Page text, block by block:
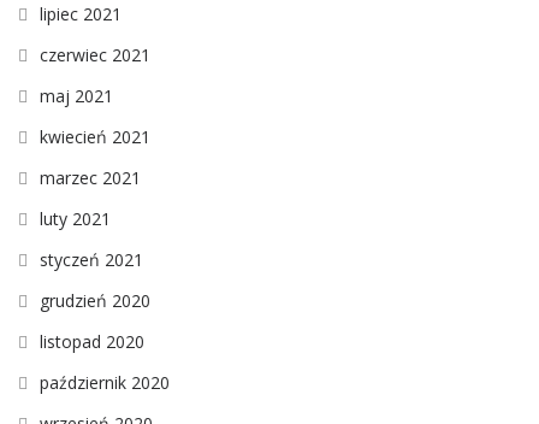
lipiec 2021
czerwiec 2021
maj 2021
kwiecień 2021
marzec 2021
luty 2021
styczeń 2021
grudzień 2020
listopad 2020
październik 2020